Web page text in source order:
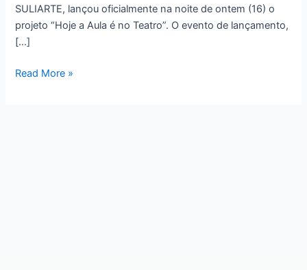
SULIARTE, lançou oficialmente na noite de ontem (16) o
projeto “Hoje a Aula é no Teatro”. O evento de lançamento,
[…]
e
Formação
para
de
Read More »